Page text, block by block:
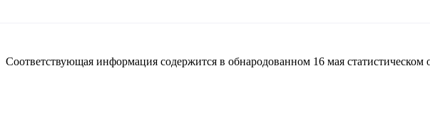
Соответствующая информация содержится в обнародованном 16 мая